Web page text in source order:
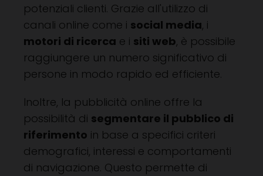
potenziali clienti. Grazie all'utilizzo di
canali online come i social media, i
motori di ricerca e i siti web, è possibile
raggiungere un numero significativo di
persone in modo rapido ed efficiente.
Inoltre, la pubblicità online offre la
possibilità di segmentare il pubblico di
riferimento in base a specifici criteri
demografici, interessi e comportamenti
di navigazione. Questo permette di